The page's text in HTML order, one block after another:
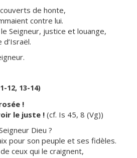
couverts de honte,
contre lui.
Seigneur, justice et louange,
12, 13-14)
!
le juste ! (cf. Is 45, 8 (Vg))
Dieu ?
pour son peuple et ses fidèles.
ceux qui le craignent,